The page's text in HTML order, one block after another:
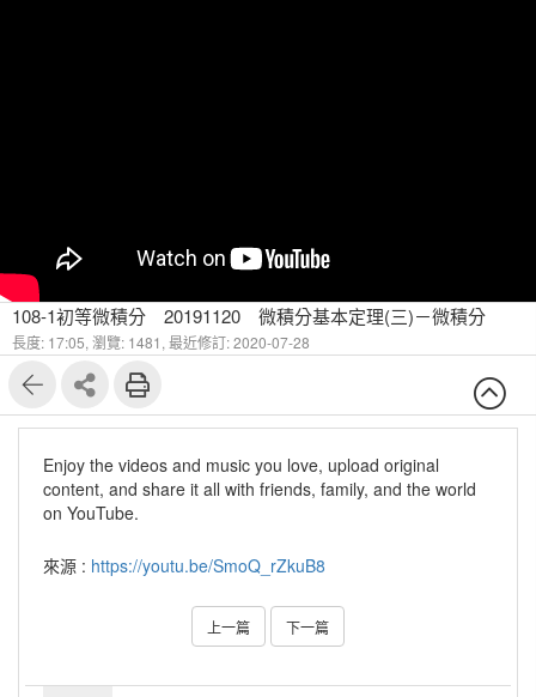
108-1初等微積分 20191120 微積分基本定理(三)－微積分
長度: 17:05, 瀏覽: 1481, 最近修訂: 2020-07-28
Enjoy the videos and music you love, upload original
content, and share it all with friends, family, and the world
on YouTube.
來源 : https://youtu.be/SmoQ_rZkuB8
上一篇 下一篇